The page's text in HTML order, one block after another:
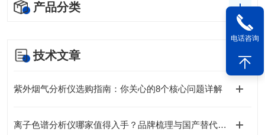
产品分类
技术文章
紫外烟气分析仪选购指南：你关心的8个核心问题详解
离子色谱分析仪哪家值得入手？品牌梳理与国产替代可行性探讨
电话咨询